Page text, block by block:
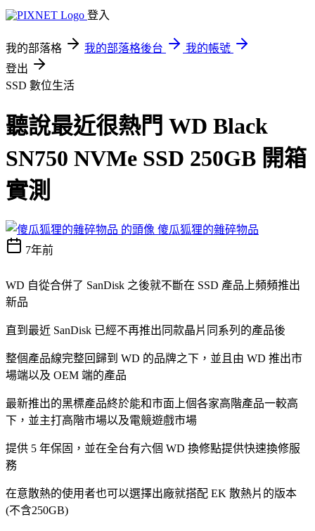
登入
我的部落格 我的部落格後台
我的帳號
登出
SSD 數位生活
聽說最近很熱門 WD Black
SN750 NVMe SSD 250GB 開箱
實測
傻瓜狐狸的雜碎物品
7年前
WD 自從合併了 SanDisk 之後就不斷在 SSD 產品上頻頻推出
新品
直到最近 SanDisk 已經不再推出同款晶片同系列的產品後
整個產品線完整回歸到 WD 的品牌之下，並且由 WD 推出市
場端以及 OEM 端的產品
最新推出的黑標產品終於能和市面上個各家高階產品一較高
下，並主打高階市場以及電競遊戲市場
提供 5 年保固，並在全台有六個 WD 換修點提供快速換修服
務
在意散熱的使用者也可以選擇出廠就搭配 EK 散熱片的版本
(不含250GB)